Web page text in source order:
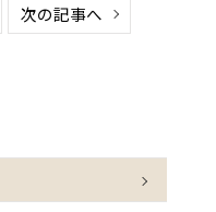
次の記事へ